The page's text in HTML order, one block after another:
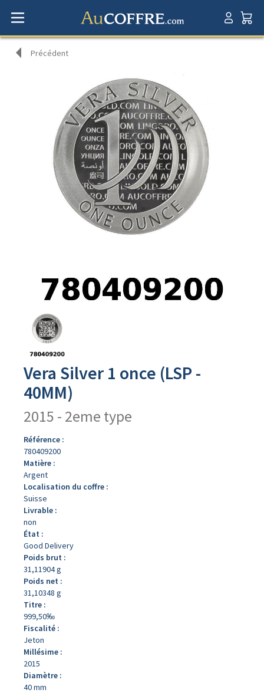
Précédent
produit
Vera Silver 1 once (LSP -
40MM)
2015 - 2eme type
Référence :
780409200
Matière :
Argent
Localisation du coffre :
Suisse
Livrable :
non
État :
Good Delivery
Poids brut :
31,11904 g
Poids net :
31,10348 g
Titre :
999,50‰
Fiscalité :
Jeton
Millésime :
2015
Diamètre :
40 mm